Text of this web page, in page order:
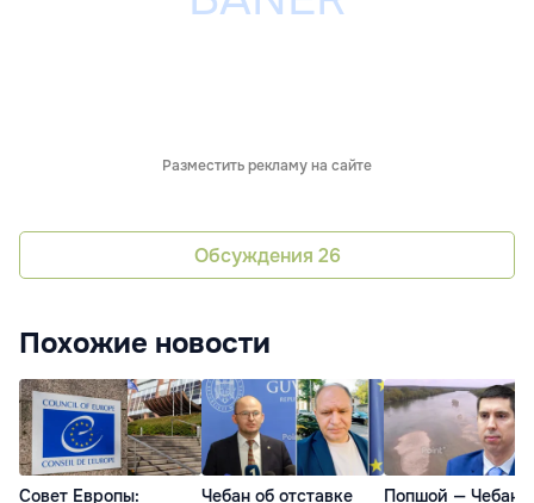
Разместить рекламу на сайте
Обсуждения 26
Похожие новости
Совет Европы:
Чебан об отставке
Попшой —